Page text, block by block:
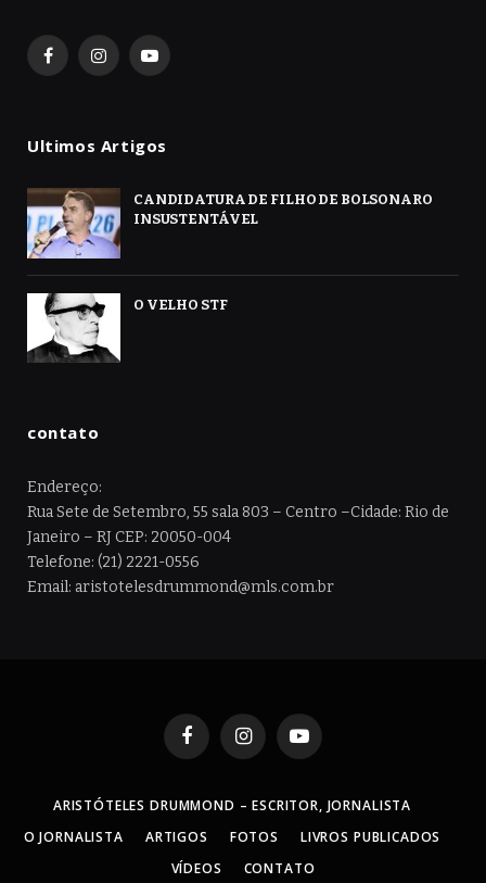
FacebookInstagramYouTube
Ultimos Artigos
CANDIDATURA DE FILHO DE BOLSONARO
INSUSTENTÁVEL
O VELHO STF
contato
Endereço:
Rua Sete de Setembro, 55 sala 803 – Centro –Cidade: Rio de
Janeiro – RJ CEP: 20050-004
Telefone: (21) 2221-0556
Email: aristotelesdrummond@mls.com.br
FacebookInstagramYouTube
ARISTÓTELES DRUMMOND – ESCRITOR, JORNALISTA
O JORNALISTA
ARTIGOS FOTOS
LIVROS PUBLICADOS
VÍDEOS
CONTATO